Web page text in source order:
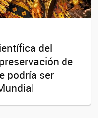
del
de
podría ser